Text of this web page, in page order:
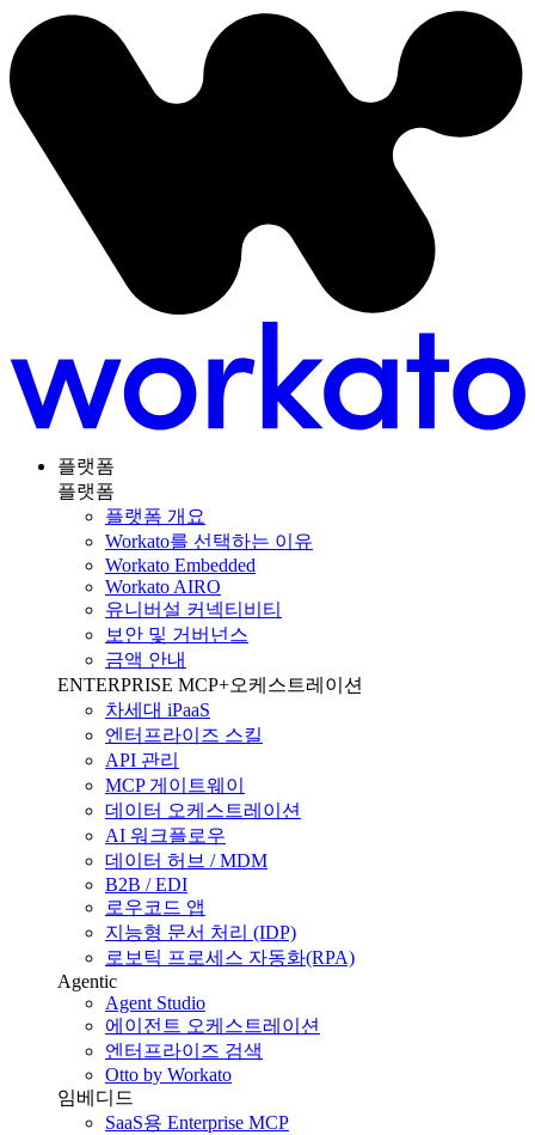
플랫폼
플랫폼
플랫폼 개요
Workato를 선택하는 이유
Workato Embedded
Workato AIRO
유니버설 커넥티비티
보안 및 거버넌스
금액 안내
ENTERPRISE MCP+오케스트레이션
차세대 iPaaS
엔터프라이즈 스킬
API 관리
MCP 게이트웨이
데이터 오케스트레이션
AI 워크플로우
데이터 허브 / MDM
B2B / EDI
로우코드 앱
지능형 문서 처리 (IDP)
로보틱 프로세스 자동화(RPA)
Agentic
Agent Studio
에이전트 오케스트레이션
엔터프라이즈 검색
Otto by Workato
임베디드
SaaS용 Enterprise MCP